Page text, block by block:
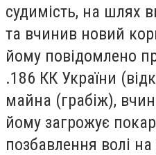
судимість, на шлях
та вчинив новий
йому повідомлено
.186 КК України
майна (грабіж),
йому загрожує
позбавлення волі